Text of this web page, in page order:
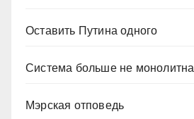
Оставить Путина одного
Система больше не монолитна
Мэрская отповедь